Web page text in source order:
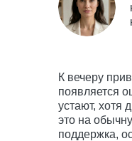
К вечеру
появляется
устают, хотя
это на
поддержка,